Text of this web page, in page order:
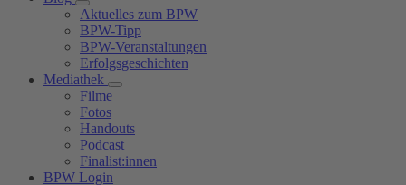
Aktuelles zum BPW
BPW-Tipp
BPW-Veranstaltungen
Erfolgsgeschichten
Mediathek
Filme
Fotos
Handouts
Podcast
Finalist:innen
BPW Login